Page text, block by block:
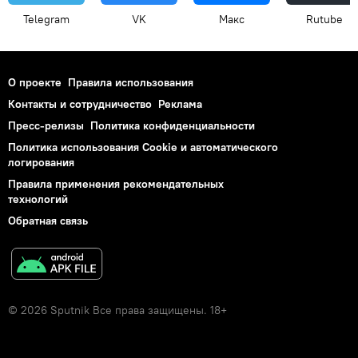
Telegram VK Макс Rutube
О проекте Правила использования
Контакты и сотрудничество Реклама
Пресс-релизы Политика конфиденциальности
Политика использования Cookie и автоматического
логирования
Правила применения рекомендательных
технологий
Обратная связь
© 2026 Sputnik Все права защищены. 18+